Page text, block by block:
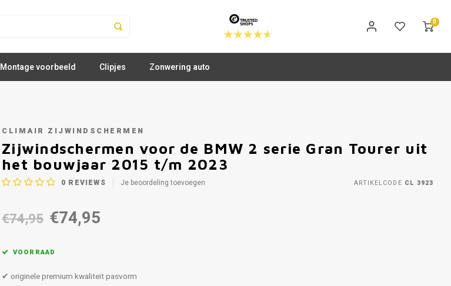
0
Montage voorbeeld Clipjes Zonwering auto
CLIMAIR ZIJWINDSCHERMEN
Zijwindschermen voor de BMW 2 serie Gran Tourer uit
het bouwjaar 2015 t/m 2023
0 REVIEWS Je beoordeling toevoegen ARTIKELCODE CL 3923
€74,95 €74,95
VOORRAAD
✔ originele premium kwaliteit pasvorm